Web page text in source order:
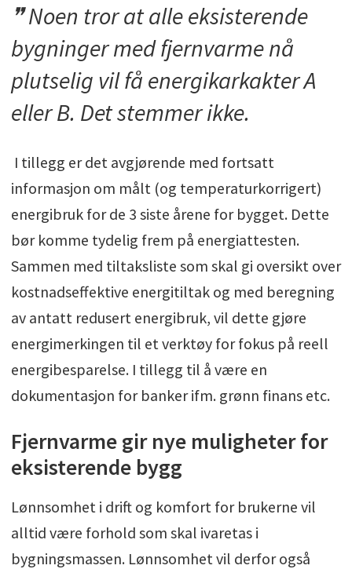
Noen tror at alle eksisterende
bygninger med fjernvarme nå
plutselig vil få energikarkakter A
eller B. Det stemmer ikke.
I tillegg er det avgjørende med fortsatt
informasjon om målt (og temperaturkorrigert)
energibruk for de 3 siste årene for bygget. Dette
bør komme tydelig frem på energiattesten.
Sammen med tiltaksliste som skal gi oversikt over
kostnadseffektive energitiltak og med beregning
av antatt redusert energibruk, vil dette gjøre
energimerkingen til et verktøy for fokus på reell
energibesparelse. I tillegg til å være en
dokumentasjon for banker ifm. grønn finans etc.
Fjernvarme gir nye muligheter for
eksisterende bygg
Lønnsomhet i drift og komfort for brukerne vil
alltid være forhold som skal ivaretas i
bygningsmassen. Lønnsomhet vil derfor også